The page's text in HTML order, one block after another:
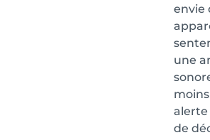
envie
une
alerte
de